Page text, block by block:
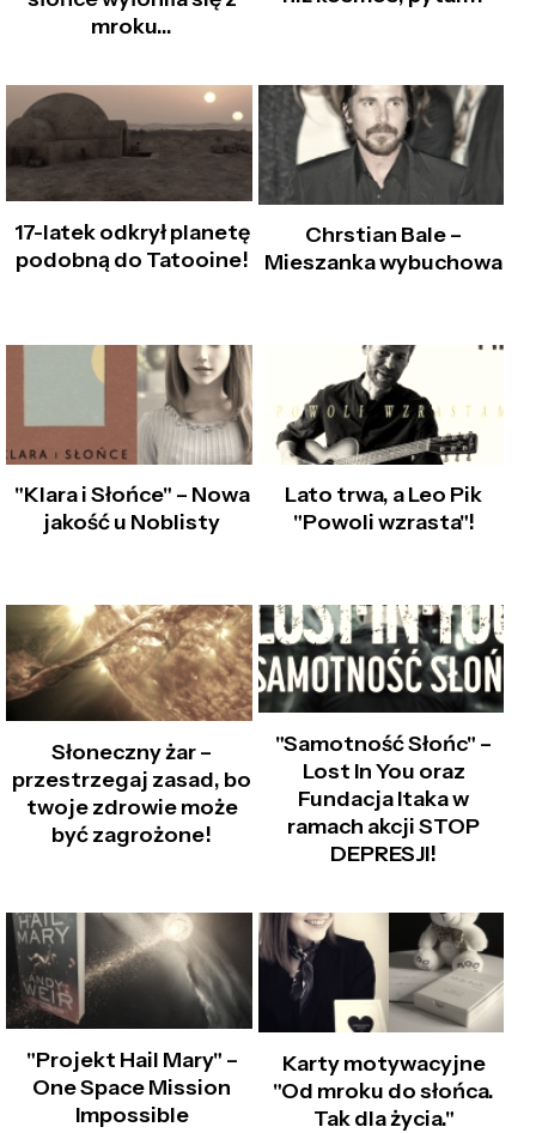
mroku...
17-latek odkrył planetę
podobną do Tatooine!
Chrstian Bale –
Mieszanka wybuchowa
"Klara i Słońce" – Nowa
jakość u Noblisty
Lato trwa, a Leo Pik
"Powoli wzrasta"!
Słoneczny żar –
przestrzegaj zasad, bo
twoje zdrowie może
być zagrożone!
"Samotność Słońc" –
Lost In You oraz
Fundacja Itaka w
ramach akcji STOP
DEPRESJI!
"Projekt Hail Mary" –
One Space Mission
Impossible
Karty motywacyjne
"Od mroku do słońca.
Tak dla życia."